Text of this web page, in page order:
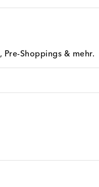
Pre-Shoppings & mehr.